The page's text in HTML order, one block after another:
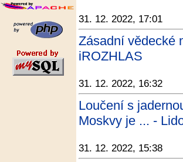
31. 12. 2022, 17:01
Zásadní vědecké
iROZHLAS
31. 12. 2022, 16:32
Loučení s
Moskvy je ... -
31. 12. 2022, 15:38